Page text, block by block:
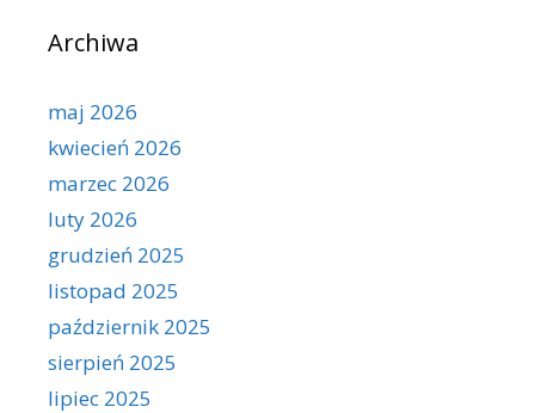
Archiwa
maj 2026
kwiecień 2026
marzec 2026
luty 2026
grudzień 2025
listopad 2025
październik 2025
sierpień 2025
lipiec 2025